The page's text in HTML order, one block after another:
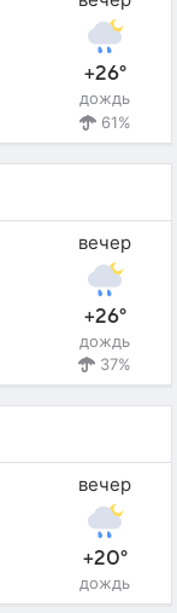
+26°
дождь
61%
вечер
+26°
дождь
37%
вечер
+20°
дождь